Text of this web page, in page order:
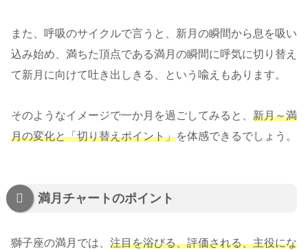
また、呼吸のサイクルで言うと、新月の瞬間から息を吸い
込み始め、満ちた頂点である満月の瞬間に呼気に切り替え
て新月に向けて吐き出しきる、という喩えもあります。
そのようなイメージで一か月を過ごしてみると、 新月～満
月の変化と「切り替えポイント」を体感できるでしょう。
満月チャートのポイント
獅子座の満月では、 注目を浴びる、評価される、主役にな